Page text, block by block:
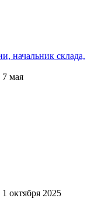
начальник склада,
7 мая
1 октября 2025